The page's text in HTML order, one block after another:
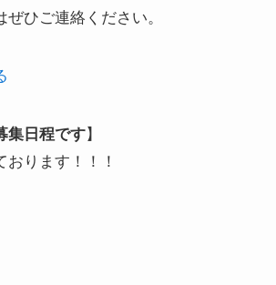
ひご連絡ください。
集日程です】
おります！！！